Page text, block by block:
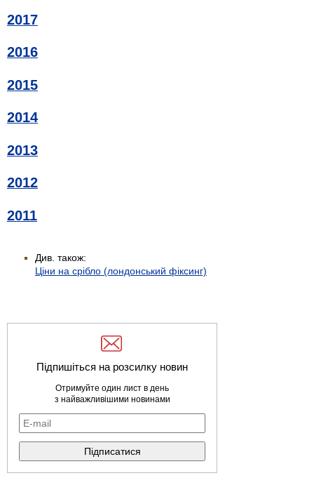
2017
2016
2015
2014
2013
2012
2011
Див. також:
Ціни на срібло (лондонський фіксинг)
Підпишіться на розсилку новин
Отримуйте один лист в день
з найважливішими новинами